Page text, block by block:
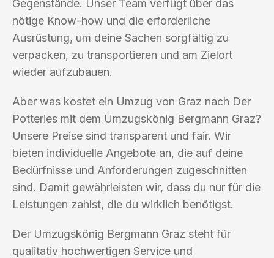
Gegenstände. Unser Team verfügt über das
nötige Know-how und die erforderliche
Ausrüstung, um deine Sachen sorgfältig zu
verpacken, zu transportieren und am Zielort
wieder aufzubauen.
Aber was kostet ein Umzug von Graz nach Der
Potteries mit dem Umzugskönig Bergmann Graz?
Unsere Preise sind transparent und fair. Wir
bieten individuelle Angebote an, die auf deine
Bedürfnisse und Anforderungen zugeschnitten
sind. Damit gewährleisten wir, dass du nur für die
Leistungen zahlst, die du wirklich benötigst.
Der Umzugskönig Bergmann Graz steht für
qualitativ hochwertigen Service und